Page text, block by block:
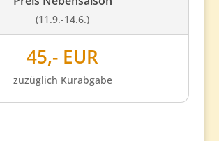
(11.9.-14.6.)
45,- EUR
zuzüglich Kurabgabe